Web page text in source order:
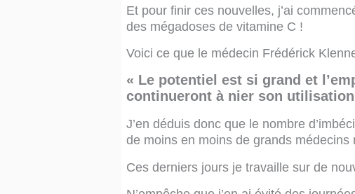
Et pour finir ces nouvelles, j’ai
des mégadoses de vitamine C !
Voici ce que le médecin Frédérick
« Le potentiel est si grand et
continueront à nier son
J’en déduis donc que le nombre
de moins en moins de grands
Ces derniers jours je travaille sur de